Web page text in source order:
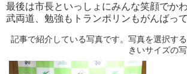
最後は市長といっしょにみんな笑顔でか
武両道、勉強もトランポリンもがんばって
記事で紹介している写真です。写真を選択す
きいサイズの